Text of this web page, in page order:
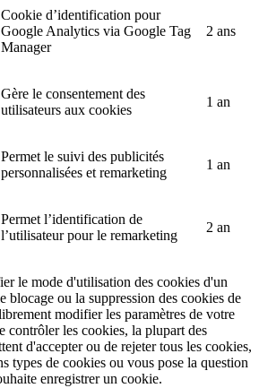
Cookie d’identification pour
Google Analytics via Google Tag
Manager
2 ans
Gère le consentement des
utilisateurs aux cookies
1 an
Permet le suivi des publicités
personnalisées et remarketing
1 an
Permet l’identification de
l’utilisateur pour le remarketing
2 an
le mode d'utilisation des cookies d'un
blocage ou la suppression des cookies de
modifier les paramètres de votre
contrôler les cookies, la plupart des
d'accepter ou de rejeter tous les cookies,
types de cookies ou vous pose la question
enregistrer un cookie.